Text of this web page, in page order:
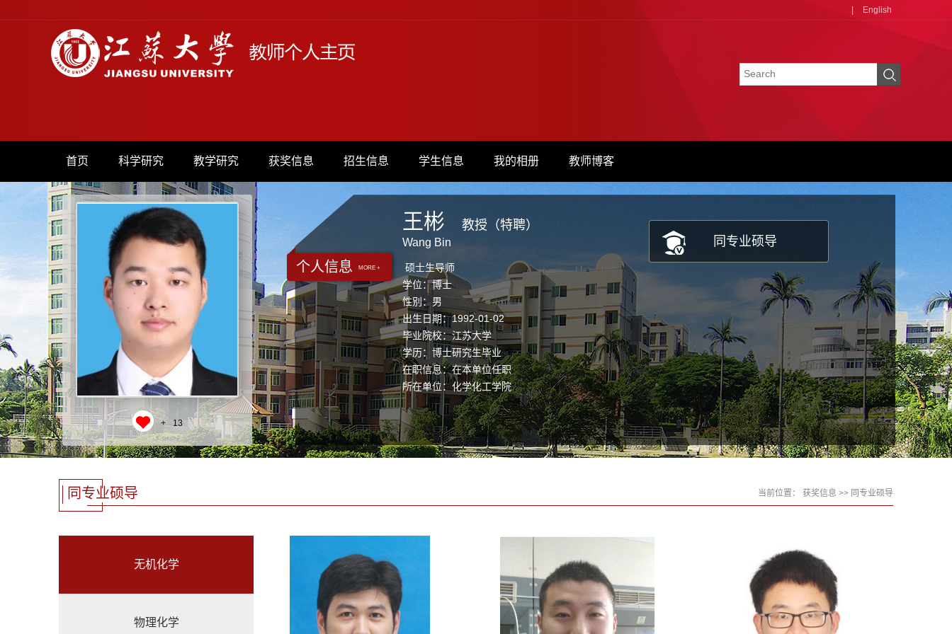
English
首页 科学研究 教学研究 获奖信息 招生信息 学生信息 我的相册 教师博客
+ 13
个人信息 MORE +
王彬
Wang Bin
教授（特聘）
硕士生导师
学位：博士
性别：男
出生日期：1992-01-02
毕业院校：江苏大学
学历：博士研究生毕业
在职信息：在本单位任职
所在单位：化学化工学院
同专业硕导
同专业硕导 当前位置： 获奖信息 >> 同专业硕导
无机化学
物理化学